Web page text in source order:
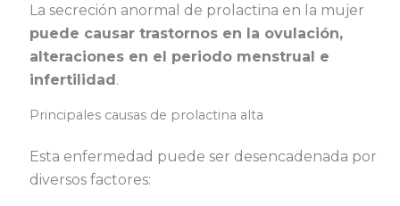
La secreción anormal de prolactina en la mujer
puede causar trastornos en la ovulación,
alteraciones en el periodo menstrual e
infertilidad.
Principales causas de prolactina alta
Esta enfermedad puede ser desencadenada por
diversos factores: